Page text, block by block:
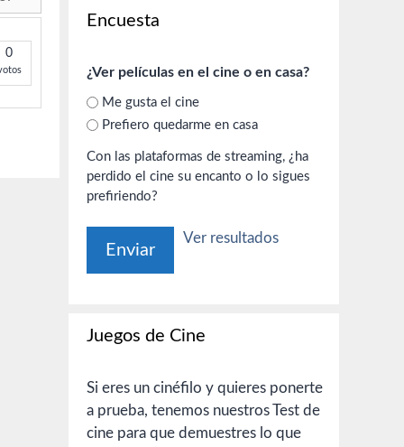
0
Encuesta
¿Ver películas en el cine o en casa?
Me gusta el cine
Prefiero quedarme en casa
Con las plataformas de streaming, ¿ha
perdido el cine su encanto o lo sigues
prefiriendo?
Ver resultados
Juegos de Cine
Si eres un cinéfilo y quieres ponerte
a prueba, tenemos nuestros Test de
cine para que demuestres lo que